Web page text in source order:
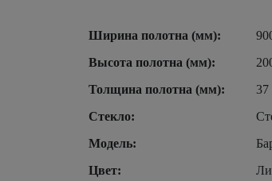
Ширина полотна (мм):
Высота полотна (мм):
Толщина полотна (мм):
37
Стекло:
Модель:
Цвет: